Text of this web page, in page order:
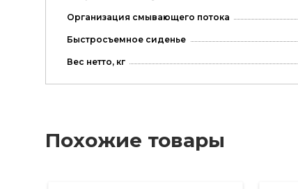
Организация смывающего потока
Быстросъемное сиденье
Вес нетто, кг
Похожие товары